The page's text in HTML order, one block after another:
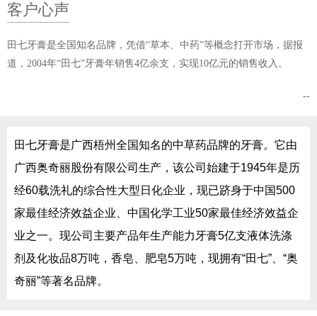
客户心声
田七牙膏是全国知名品牌，凭借“草本、中药”等概念打开市场，据报
道，2004年“田七”牙膏年销售4亿余支，实现10亿元的销售收入。
--
田七牙膏是广西梧州全国知名的中草药品牌的牙膏。它由
广西奥奇丽股份有限公司生产，该公司始建于1945年是历
经60载洗礼的综合性大型日化企业，现已跻身于中国500
家最佳经济效益企业、中国化学工业50家最佳经济效益企
业之一。现公司主要产品年生产能力牙膏5亿支液体洗涤
剂及化妆品8万吨，香皂、肥皂5万吨，现拥有“田七”、“奥
奇丽”等著名品牌。